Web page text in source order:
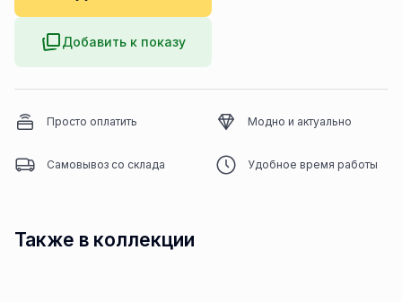
Добавить к показу
Просто оплатить Модно и актуально
Самовывоз со склада Удобное время работы
Также в коллекции